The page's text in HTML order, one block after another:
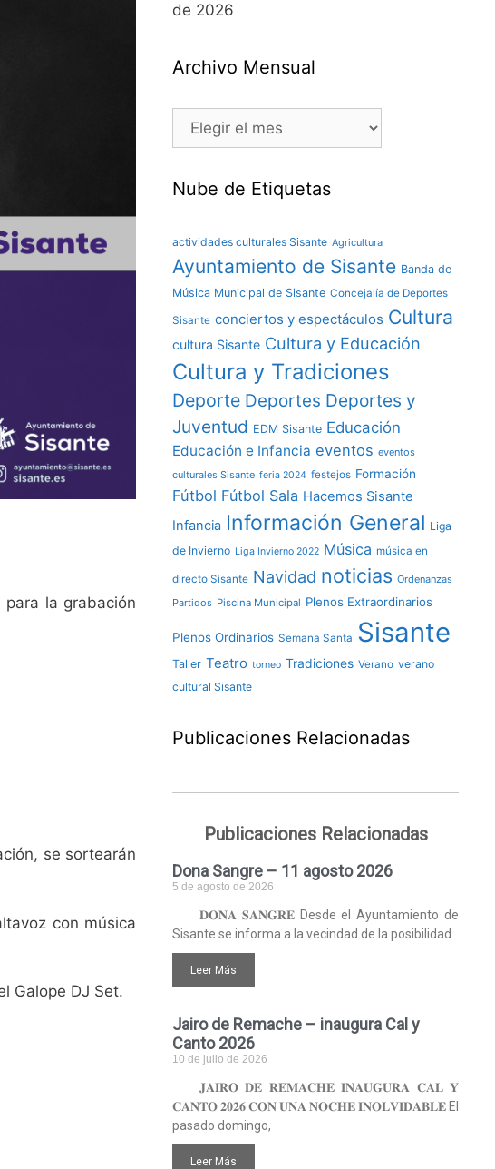
la grabación
se sortearán
con música
Galope DJ Set.
de 2026
Archivo Mensual
Nube de Etiquetas
actividades culturales Sisante Agricultura
Ayuntamiento de Sisante Banda de
Música Municipal de Sisante Concejalía de Deportes
Sisante conciertos y espectáculos Cultura
cultura Sisante Cultura y Educación
Cultura y Tradiciones
Deporte Deportes Deportes y
Juventud EDM Sisante Educación
Educación e Infancia eventos eventos
culturales Sisante feria 2024 festejos Formación
Fútbol Fútbol Sala Hacemos Sisante
Infancia Información General Liga
de Invierno Liga Invierno 2022 Música música en
directo Sisante Navidad noticias Ordenanzas
Partidos Piscina Municipal Plenos Extraordinarios
Plenos Ordinarios Semana Santa Sisante
Taller Teatro torneo Tradiciones Verano verano
cultural Sisante
Publicaciones Relacionadas
Publicaciones Relacionadas
Dona Sangre – 11 agosto 2026
5 de agosto de 2026
𝐃𝐎𝐍𝐀 𝐒𝐀𝐍𝐆𝐑𝐄 Desde el Ayuntamiento de
Sisante se informa a la vecindad de la posibilidad
Leer Más
Jairo de Remache – inaugura Cal y
Canto 2026
10 de julio de 2026
𝐉𝐀𝐈𝐑𝐎 𝐃𝐄 𝐑𝐄𝐌𝐀𝐂𝐇𝐄 𝐈𝐍𝐀𝐔𝐆𝐔𝐑𝐀 𝐂𝐀𝐋 𝐘
𝐂𝐀𝐍𝐓𝐎 𝟐𝟎𝟐𝟔 𝐂𝐎𝐍 𝐔𝐍𝐀 𝐍𝐎𝐂𝐇𝐄 𝐈𝐍𝐎𝐋𝐕𝐈𝐃𝐀𝐁𝐋𝐄 El
pasado domingo,
Leer Más